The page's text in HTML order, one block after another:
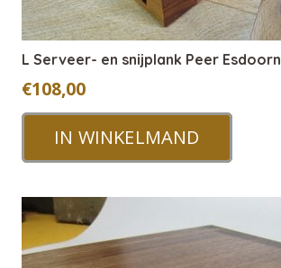
L Serveer- en snijplank Peer Esdoorn
€108,00
IN WINKELMAND